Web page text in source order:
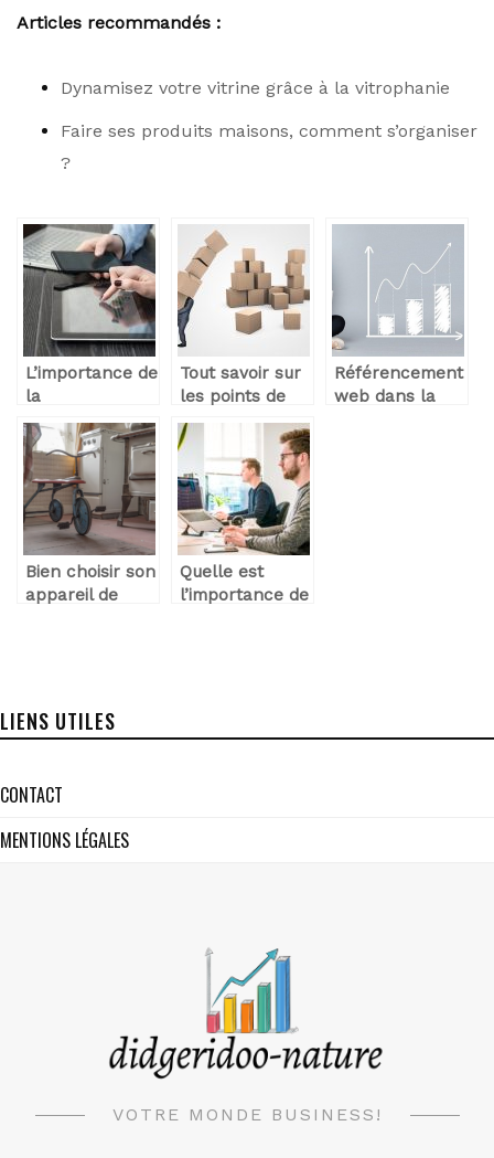
Articles recommandés :
Dynamisez votre vitrine grâce à la vitrophanie
Faire ses produits maisons, comment s’organiser
?
L’importance de
la
communication
digitale dans le
monde de
l’enterprise
Tout savoir sur
les points de
relais
Référencement
web dans la
Bien choisir son
appareil de
Quelle est
l’importance de
LIENS UTILES
CONTACT
MENTIONS LÉGALES
VOTRE MONDE BUSINESS!